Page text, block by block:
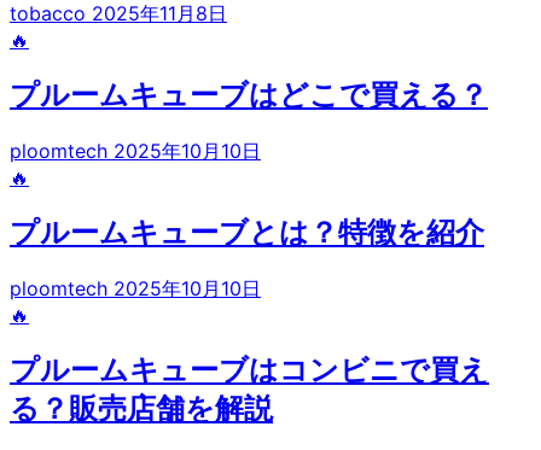
tobacco 2025年11月8日
🔥
プルームキューブはどこで買える？
ploomtech 2025年10月10日
🔥
プルームキューブとは？特徴を紹介
ploomtech 2025年10月10日
🔥
プルームキューブはコンビニで買え
る？販売店舗を解説